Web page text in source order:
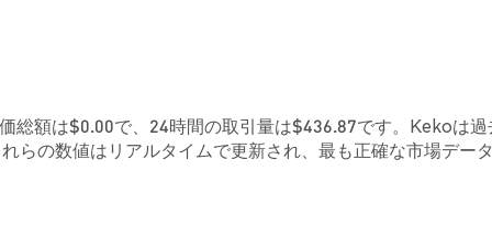
総額は$0.00で、24時間の取引量は$436.87です。Kekoは過
らの数値はリアルタイムで更新され、最も正確な市場デー